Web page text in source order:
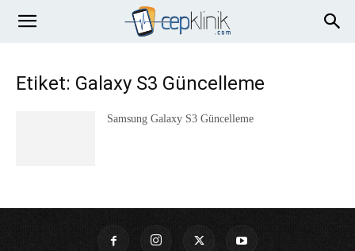
Etiket: Galaxy S3 Güncelleme
Samsung Galaxy S3 Güncelleme